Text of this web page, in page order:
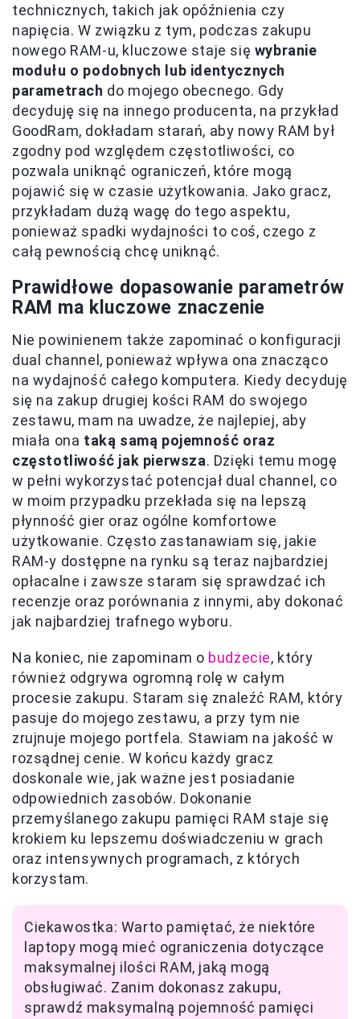
technicznych, takich jak opóźnienia czy
napięcia. W związku z tym, podczas zakupu
nowego RAM-u, kluczowe staje się wybranie
modułu o podobnych lub identycznych
parametrach do mojego obecnego. Gdy
decyduję się na innego producenta, na przykład
GoodRam, dokładam starań, aby nowy RAM był
zgodny pod względem częstotliwości, co
pozwala uniknąć ograniczeń, które mogą
pojawić się w czasie użytkowania. Jako gracz,
przykładam dużą wagę do tego aspektu,
ponieważ spadki wydajności to coś, czego z
całą pewnością chcę uniknąć.
Prawidłowe dopasowanie parametrów
RAM ma kluczowe znaczenie
Nie powinienem także zapominać o konfiguracji
dual channel, ponieważ wpływa ona znacząco
na wydajność całego komputera. Kiedy decyduję
się na zakup drugiej kości RAM do swojego
zestawu, mam na uwadze, że najlepiej, aby
miała ona taką samą pojemność oraz
częstotliwość jak pierwsza. Dzięki temu mogę
w pełni wykorzystać potencjał dual channel, co
w moim przypadku przekłada się na lepszą
płynność gier oraz ogólne komfortowe
użytkowanie. Często zastanawiam się, jakie
RAM-y dostępne na rynku są teraz najbardziej
opłacalne i zawsze staram się sprawdzać ich
recenzje oraz porównania z innymi, aby dokonać
jak najbardziej trafnego wyboru.
Na koniec, nie zapominam o budżecie, który
również odgrywa ogromną rolę w całym
procesie zakupu. Staram się znaleźć RAM, który
pasuje do mojego zestawu, a przy tym nie
zrujnuje mojego portfela. Stawiam na jakość w
rozsądnej cenie. W końcu każdy gracz
doskonale wie, jak ważne jest posiadanie
odpowiednich zasobów. Dokonanie
przemyślanego zakupu pamięci RAM staje się
krokiem ku lepszemu doświadczeniu w grach
oraz intensywnych programach, z których
korzystam.
Ciekawostka: Warto pamiętać, że niektóre
laptopy mogą mieć ograniczenia dotyczące
maksymalnej ilości RAM, jaką mogą
obsługiwać. Zanim dokonasz zakupu,
sprawdź maksymalną pojemność pamięci